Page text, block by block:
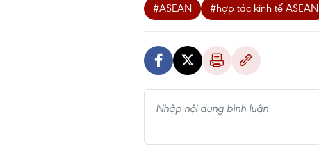
#ASEAN #hợp tác kinh tế ASEAN